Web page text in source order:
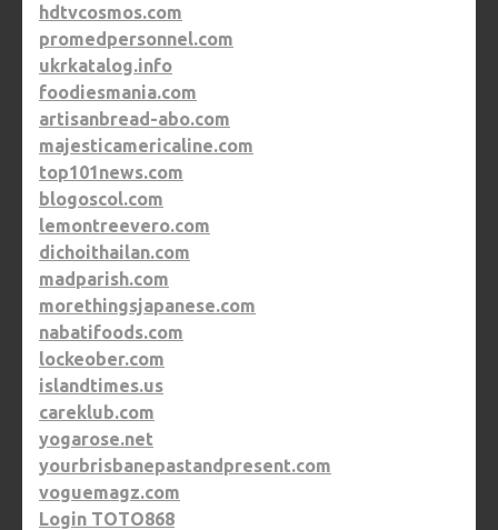
hdtvcosmos.com
promedpersonnel.com
ukrkatalog.info
foodiesmania.com
artisanbread-abo.com
majesticamericaline.com
top101news.com
blogoscol.com
lemontreevero.com
dichoithailan.com
madparish.com
morethingsjapanese.com
nabatifoods.com
lockeober.com
islandtimes.us
careklub.com
yogarose.net
yourbrisbanepastandpresent.com
voguemagz.com
Login TOTO868